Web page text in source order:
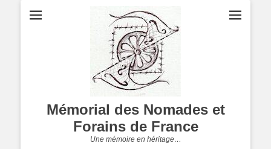
Mémorial des Nomades et
Forains de France
Une mémoire en héritage…